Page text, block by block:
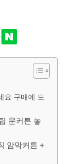
요 구매에 도
문커튼 놓
암막커튼 +